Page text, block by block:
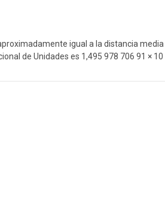
igual a la distancia
de Unidades es 1,495 978 706 91 × 10